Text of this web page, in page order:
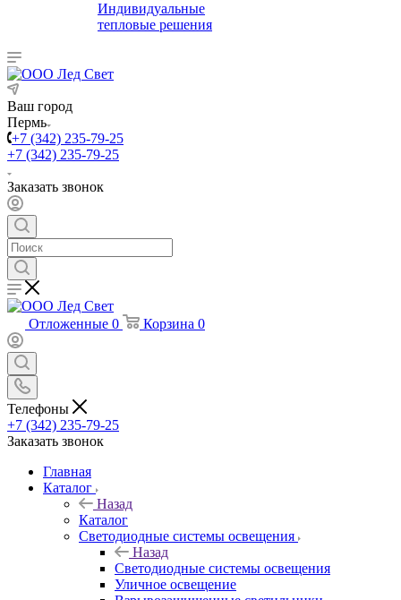
Индивидуальные
тепловые решения
Ваш город
Пермь
+7 (342) 235-79-25
+7 (342) 235-79-25
Заказать звонок
Отложенные 0 Корзина 0
Телефоны
+7 (342) 235-79-25
Заказать звонок
Главная
Каталог
Назад
Каталог
Светодиодные системы освещения
Назад
Светодиодные системы освещения
Уличное освещение